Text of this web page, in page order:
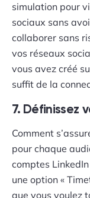
simulation pour
sociaux sans
collaborer sans
vos réseaux
vous avez créé
suffit de la
7. Définissez
Comment
pour chaque
comptes
une option «
que vous voulez